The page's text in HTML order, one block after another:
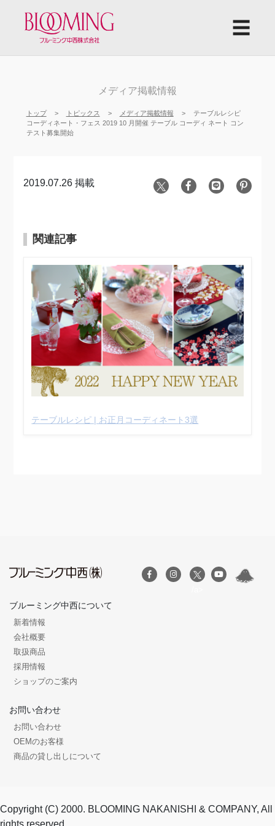
☰
メディア掲載情報
トップ トピックス メディア掲載情報
テーブルレシピ
コーディネート・フェス 2019 10 月開催 テーブル コーディ ネート コン
テスト募集開始
2019.07.26 掲載
関連記事
テーブルレシピ | お正月コーディネート3選
ブルーミング中西について
新着情報
会社概要
取扱商品
採用情報
ショップのご案内
お問い合わせ
お問い合わせ
OEMのお客様
商品の貸し出しについて
Copyright (C) 2000. BLOOMING NAKANISHI & COMPANY, All